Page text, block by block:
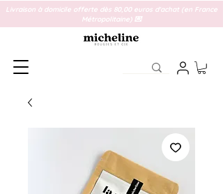
Livraison à domicile offerte dès 80,00 euros d'achat (en France
Métropolitaine) 💌